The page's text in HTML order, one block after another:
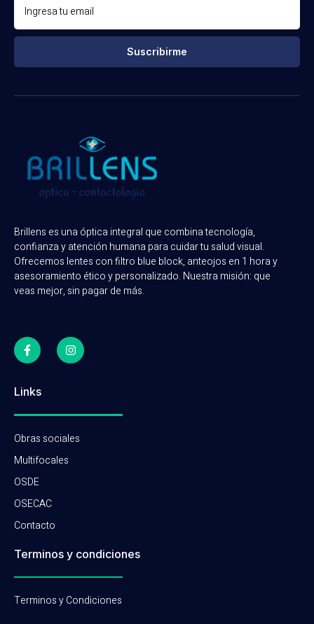
Suscribirme
Brillens es una óptica integral que combina tecnología,
confianza y atención humana para cuidar tu salud visual.
Ofrecemos lentes con filtro blue block, anteojos en 1 hora y
asesoramiento ético y personalizado. Nuestra misión: que
veas mejor, sin pagar de más.
Links
Obras sociales
Multifocales
OSDE
OSECAC
Contacto
Terminos y condiciones
Terminos y Condiciones